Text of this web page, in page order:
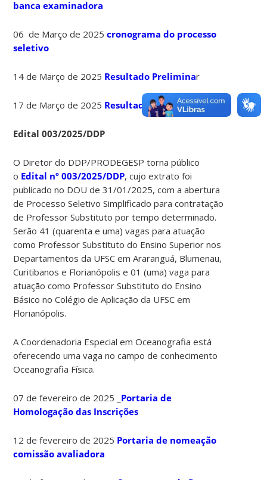
banca examinadora
06 de Março de 2025cronograma do processo
seletivo
14 de Março de 2025 Resultado Preliminar
17 de Março de 2025 Resultado Final com Notas
Edital 003/2025/DDP
O Diretor do DDP/PRODEGESP torna público
o Edital nº 003/2025/DDP, cujo extrato foi
publicado no DOU de 31/01/2025, com a abertura
de Processo Seletivo Simplificado para contratação
de Professor Substituto por tempo determinado.
Serão 41 (quarenta e uma) vagas para atuação
como Professor Substituto do Ensino Superior nos
Departamentos da UFSC em Araranguá, Blumenau,
Curitibanos e Florianópolis e 01 (uma) vaga para
atuação como Professor Substituto do Ensino
Básico no Colégio de Aplicação da UFSC em
Florianópolis.
A Coordenadoria Especial em Oceanografia está
oferecendo uma vaga no campo de conhecimento
Oceanografia Física.
07 de fevereiro de 2025 _ Portaria de
Homologação das Inscrições
12 de fevereiro de 2025 Portaria de nomeação
comissão avaliadora